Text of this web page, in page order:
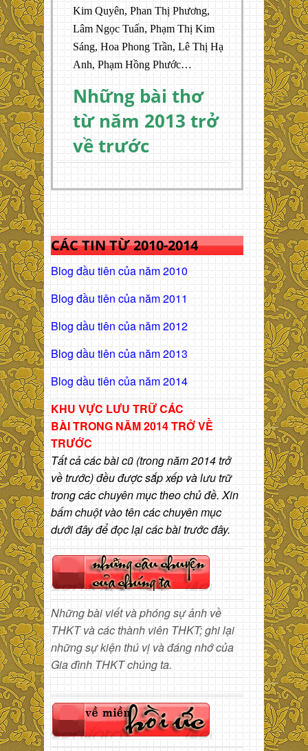
Kim Quyên, Phan Thị Phương,
Lâm Ngọc Tuấn, Phạm Thị Kim
Sáng, Hoa Phong Trần, Lê Thị Hạ
Anh, Phạm Hồng Phước…
Những bài thơ
từ năm 2013 trở
về trước
CÁC TIN TỪ 2010-2014
Blog đầu tiên của năm 2010
Blog đầu tiên của năm 2011
Blog dầu tiên của năm 2012
Blog dầu tiên của năm 2013
Blog dầu tiên của năm 2014
KHU VỰC LƯU TRỮ CÁC
BÀITRONG NĂM 2014 TRỞ VỀ
TRƯỚC
Tất cả các bài cũ (trong năm 2014 trở
về trước) đều được sắp xếp và lưu trữ
trong các chuyên mục theo chủ đề. Xin
bấm chuột vào tên các chuyên mục
dưới đây để đọc lại các bài trước đây.
Những bài viết và phóng sự ảnh về
THKT và các thành viên THKT; ghi lại
những sự kiện thú vị và đáng nhớ của
Gia đình THKT chúng ta.